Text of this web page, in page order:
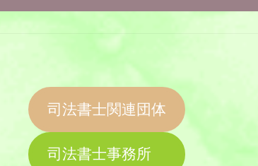
司法書士関連団体
司法書士事務所